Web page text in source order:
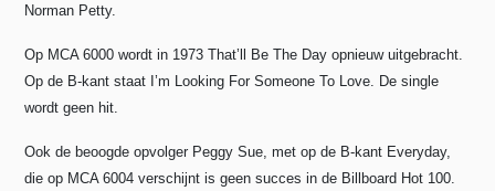
Norman Petty.
Op MCA 6000 wordt in 1973 That’ll Be The Day opnieuw uitgebracht.
Op de B-kant staat I’m Looking For Someone To Love. De single
wordt geen hit.
Ook de beoogde opvolger Peggy Sue, met op de B-kant Everyday,
die op MCA 6004 verschijnt is geen succes in de Billboard Hot 100.